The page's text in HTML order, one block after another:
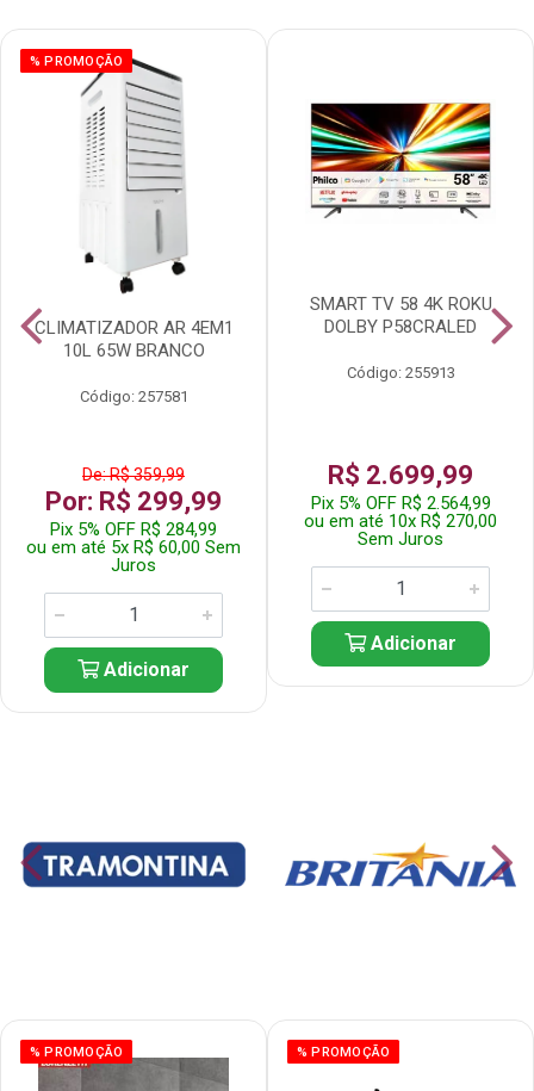
% PROMOÇÃO
CLIMATIZADOR AR 4EM1
10L 65W BRANCO
Código: 257581
De: R$ 359,99
Por: R$ 299,99
Pix 5% OFF R$ 284,99
ou em até 5x R$ 60,00 Sem
Juros
Adicionar
SMART TV 58 4K ROKU
DOLBY P58CRALED
Código: 255913
R$ 2.699,99
Pix 5% OFF R$ 2.564,99
ou em até 10x R$ 270,00
Sem Juros
Adicionar
% PROMOÇÃO % PROMOÇÃO